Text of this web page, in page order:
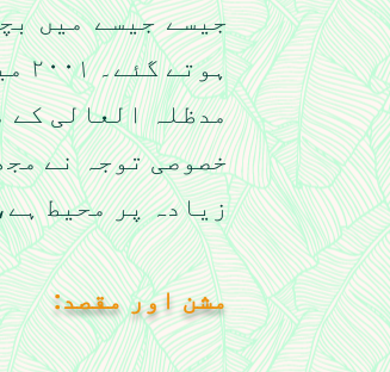
جیسے جیسے میں
مدظلہ العالی کے
خصوصی توجہ نے
زیادہ پر محیط
مشن اور مقصد: